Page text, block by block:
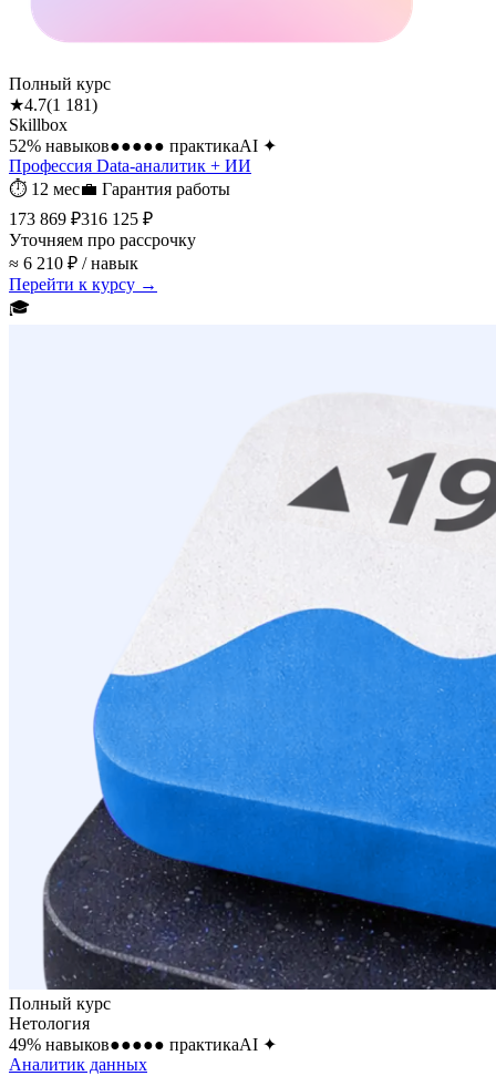
Полный курс
★4.7(1 181)
Skillbox
52% навыков●●●●● практикаAI ✦
Профессия Data-аналитик + ИИ
⏱ 12 мес💼 Гарантия работы
173 869 ₽316 125 ₽
Уточняем про рассрочку
≈ 6 210 ₽ / навык
Перейти к курсу →
🎓
Полный курс
Нетология
49% навыков●●●●● практикаAI ✦
Аналитик данных